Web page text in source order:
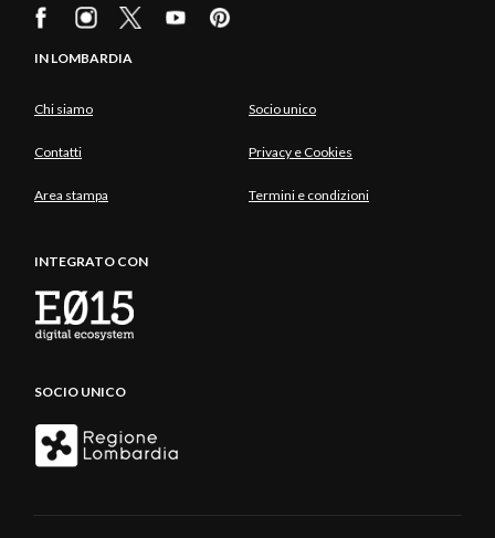
IN LOMBARDIA
Chi siamo Socio unico
Contatti Privacy e Cookies
Area stampa Termini e condizioni
INTEGRATO CON
SOCIO UNICO